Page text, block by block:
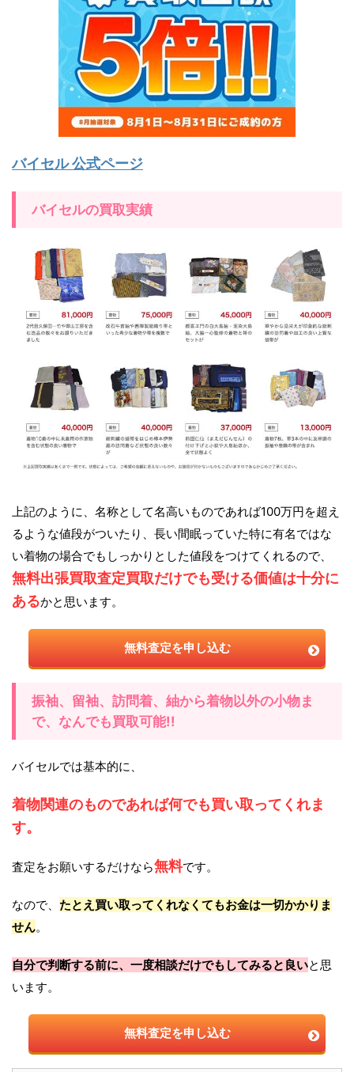
バイセル 公式ページ
バイセルの買取実績
上記のように、名称として名高いものであれば100万円を超え
るような値段がついたり、長い間眠っていた特に有名ではな
い着物の場合でもしっかりとした値段をつけてくれるので、
無料出張買取査定買取だけでも受ける価値は十分に
あるかと思います。
無料査定を申し込む
振袖、留袖、訪問着、紬から着物以外の小物ま
で、なんでも買取可能!!
バイセルでは基本的に、
着物関連のものであれば何でも買い取ってくれま
す。
査定をお願いするだけなら無料です。
なので、 たとえ買い取ってくれなくてもお金は一切かかりま
せん。
自分で判断する前に、一度相談だけでもしてみると良いと思
います。
無料査定を申し込む